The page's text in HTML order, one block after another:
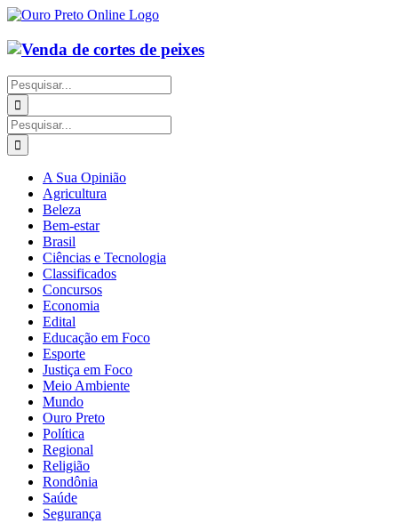
Ir
o
conteúdo
Buscar
resultados
para:
Buscar
resultados
para:
A Sua Opinião
Agricultura
Beleza
Bem-estar
Brasil
Ciências e Tecnologia
Classificados
Concursos
Economia
Edital
Educação em Foco
Esporte
Justiça em Foco
Meio Ambiente
Mundo
Ouro Preto
Política
Regional
Religião
Rondônia
Saúde
Segurança